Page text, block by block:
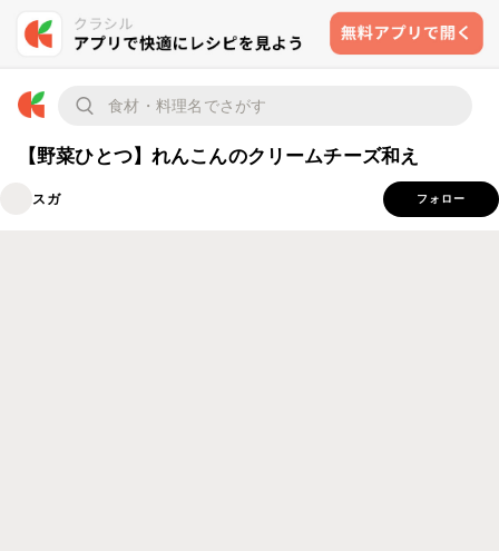
【野菜ひとつ】れんこんのクリームチーズ和え
スガ フォロー